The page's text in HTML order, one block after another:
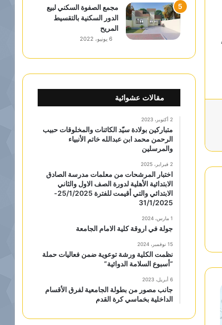
مجمع الصفوة السكني لبيع
الدور السكنية بالتقسيط
المريح
6 يونيو، 2022
مقالات عشوائية
2 أكتوبر، 2023
متباركين بولادة سيّد الكائنات والمخلوقات حبيب
الرحمن محمد ابن عبدالله خاتم الأنبياء
والمرسلين
2 فبراير، 2025
اختبار المرشحات من معلمات مدرسة الصادق
الابتدائية الأهلية لدورة الصف الاول والثاني
الابتدائي والتي أقيمت للفترة 25/1/2025-
31/1/2025
1 مارس، 2024
جولة في اروقة كلية الامام الجامعة
15 نوفمبر، 2024
نظمت الكلية ورشة توعوية ضمن فعاليات حملة
“أسبوع السلامة الدوائية”
6 أبريل، 2023
جانب مصور من بطولة الجامعية لفرق الأقسام
الداخلية بخماسي كرة القدم